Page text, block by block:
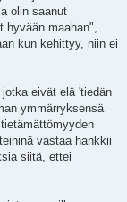
olin saanut
hyvään maahan",
kun kehittyy, niin ei
eivät elä 'tiedän
ymmärryksensä
vastaa hankkii
siitä, ettei